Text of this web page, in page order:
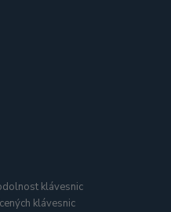
klávesnic
klávesnic